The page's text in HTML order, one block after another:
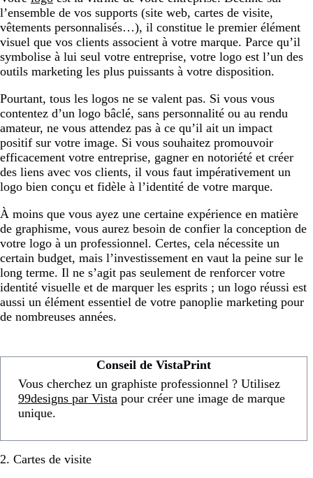
l’ensemble de vos supports (site web, cartes de visite,
vêtements personnalisés…), il constitue le premier élément
visuel que vos clients associent à votre marque. Parce qu’il
symbolise à lui seul votre entreprise, votre logo est l’un des
outils marketing les plus puissants à votre disposition.
Pourtant, tous les logos ne se valent pas. Si vous vous
contentez d’un logo bâclé, sans personnalité ou au rendu
amateur, ne vous attendez pas à ce qu’il ait un impact
positif sur votre image. Si vous souhaitez promouvoir
efficacement votre entreprise, gagner en notoriété et créer
des liens avec vos clients, il vous faut impérativement un
logo bien conçu et fidèle à l’identité de votre marque.
À moins que vous ayez une certaine expérience en matière
de graphisme, vous aurez besoin de confier la conception de
votre logo à un professionnel. Certes, cela nécessite un
certain budget, mais l’investissement en vaut la peine sur le
long terme. Il ne s’agit pas seulement de renforcer votre
identité visuelle et de marquer les esprits ; un logo réussi est
aussi un élément essentiel de votre panoplie marketing pour
de nombreuses années.
Conseil de VistaPrint
Vous cherchez un graphiste professionnel ? Utilisez
99designs par Vista pour créer une image de marque
unique.
2. Cartes de visite